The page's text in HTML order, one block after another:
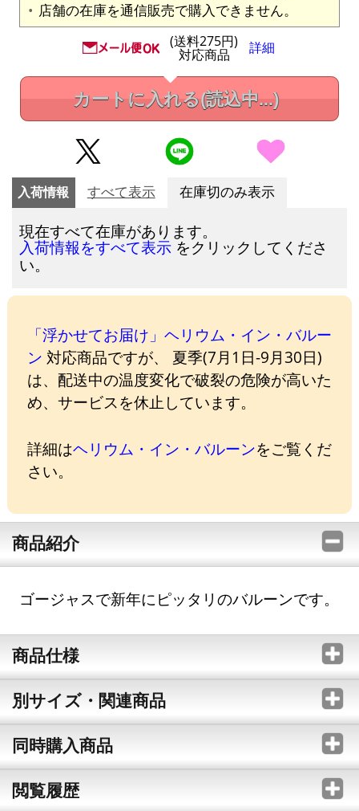
店舗の在庫を通信販売で購入できません。
(送料275円)
対応商品 詳細
カートに入れる(読込中...)
入荷情報 すべて表示 在庫切のみ表示
現在すべて在庫があります。
入荷情報をすべて表示 をクリックしてくださ
い。
「浮かせてお届け」ヘリウム・イン・バルー
ン 対応商品ですが、 夏季(7月1日-9月30日)
は、配送中の温度変化で破裂の危険が高いた
め、サービスを休止しています。
詳細はヘリウム・イン・バルーンをご覧くだ
さい。
商品紹介
ゴージャスで新年にピッタリのバルーンです。
商品仕様
別サイズ・関連商品
同時購入商品
閲覧履歴